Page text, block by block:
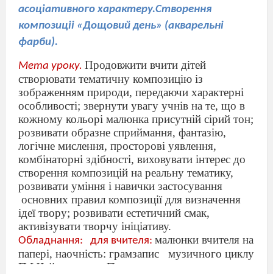
асоціативного характеру.Створення
композиціі «Дощовий день» (акварельні
фарби).
Мета уроку. Продовжити вчити дітей
створювати тематичну композицію із
зображенням природи, передаючи характерні
особливості; звернути увагу учнів на те, що в
кожному кольорі малюнка присутній сірий тон;
розвивати образне сприймання, фантазію,
логічне мислення, просторові уявлення,
комбінаторні здібності, виховувати інтерес до
створення композицій на реальну тематику,
розвивати уміння і навички застосування
основних правил композиції для визначення
ідеї твору; розвивати естетичний смак,
активізувати творчу ініціативу.
Обладнання: для вчителя: малюнки вчителя на
папері, наочність: грамзапис
музичного циклу
П.І.Чайковського Пори року»,